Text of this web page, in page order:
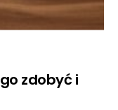
zdobyć i